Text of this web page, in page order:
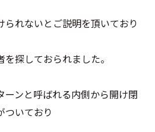
れないとご説明を頂いており
探しておられました。
ーンと呼ばれる内側から開け閉
ついており